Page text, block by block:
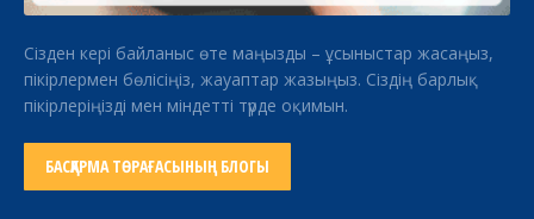
Сізден кері байланыс өте маңызды – ұсыныстар жасаңыз,
пікірлермен бөлісіңіз, жауаптар жазыңыз. Сіздің барлық
пікірлеріңізді мен міндетті түрде оқимын.
БАСҚАРМА ТӨРАҒАСЫНЫҢ БЛОГЫ